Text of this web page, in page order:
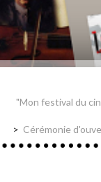
"Mon festival du
Cérémonie